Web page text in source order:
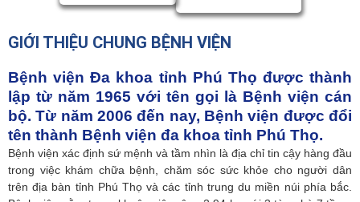
GIỚI THIỆU CHUNG BỆNH VIỆN
Bệnh viện Đa khoa tỉnh Phú Thọ được thành
lập từ năm 1965 với tên gọi là Bệnh viện cán
bộ. Từ năm 2006 đến nay, Bệnh viện được đổi
tên thành Bệnh viện đa khoa tỉnh Phú Thọ.
Bệnh viện xác định sứ mệnh và tầm nhìn là địa chỉ tin cậy hàng đầu
trong việc khám chữa bệnh, chăm sóc sức khỏe cho người dân
trên địa bàn tỉnh Phú Thọ và các tỉnh trung du miền núi phía bắc.